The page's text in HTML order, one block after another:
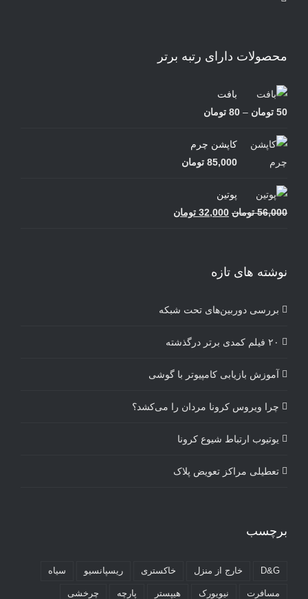
محصولات دارای رتبه برتر
بافت
50 تومان –
80 تومان
50 تومان
تا
کاپشن چرم
85,000 تومان
پوتین
56,000 تومان قیمت
بود.
32,000 تومان
نوشته های تازه
بررسی دوربین‌های تحت شبکه
۲۰ فیلم کمدی برتر درگذشته
آموزش بازیابی کامپیوتر با گوشی
چرا ویروس کرونا مردان را می‌کشد؟
یوتیوب ارتباط شیوع کرونا
تعطیلی مراکز تعویض پلاک
برچسب
D&G خارج از منزل خاکستری ریسپانسیو سیاه
مسافرت نیویورک هیپستر پارچه چرخشی